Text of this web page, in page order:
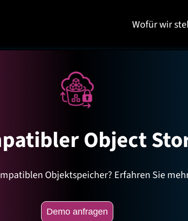
Wofür wir
Object
Objektspeicher? Erfahren Sie
Demo anfragen